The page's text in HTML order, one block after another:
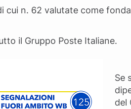
cui n. 62 valutate come
il Gruppo Poste Italiane.
Se
del